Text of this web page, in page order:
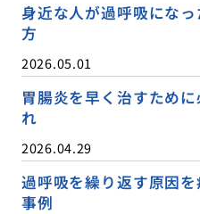
身近な人が過呼吸にな
方
2026.05.01
胃腸炎を早く治すため
れ
2026.04.29
過呼吸を繰り返す原因
事例